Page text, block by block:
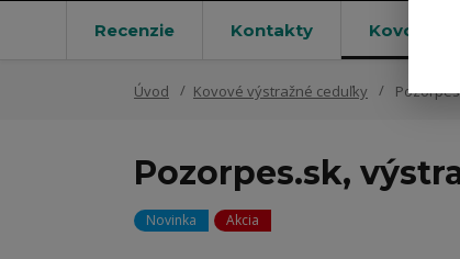
Recenzie Kontakty Kovové
Úvod Kovové výstražné ceduľky
Pozorpes.sk,
Novinka Akcia